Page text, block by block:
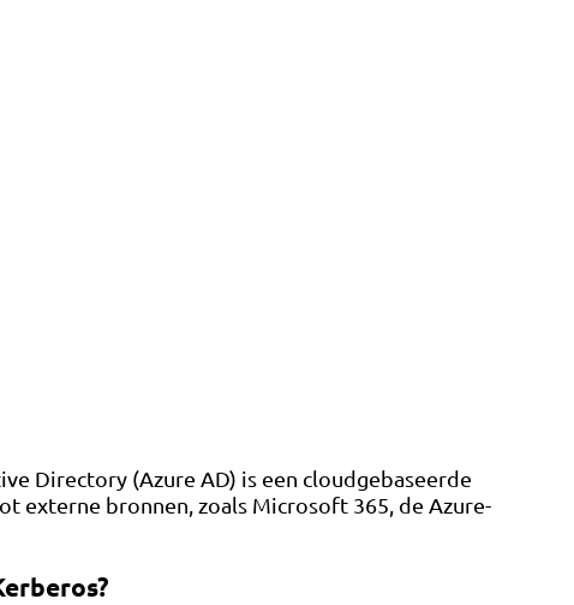
Directory (Azure AD) is een cloudgebaseerde
externe bronnen, zoals Microsoft 365, de Azure-